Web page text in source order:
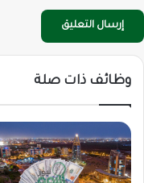
وظائف ذات صلة